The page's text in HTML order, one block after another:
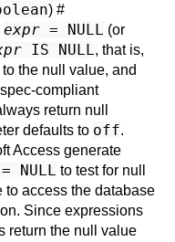
) #
expr = NULL (or
IS NULL, that is,
the null value, and
compliant
return null
defaults to off.
Access generate
= NULL to test for null
to access the database
Since expressions
return the null value